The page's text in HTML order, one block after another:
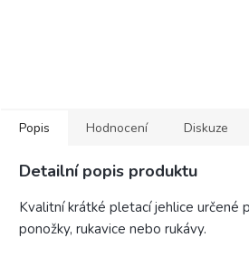
Popis Hodnocení Diskuze
Detailní popis produktu
Kvalitní krátké pletací jehlice určené
ponožky, rukavice nebo rukávy.